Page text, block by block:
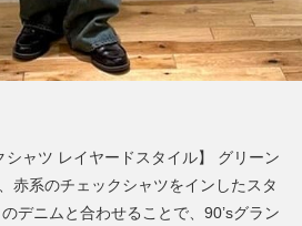
シャツ レイヤードスタイル】 グリーン
赤系のチェックシャツをインしたスタ
デニムと合わせることで、90’sグラン